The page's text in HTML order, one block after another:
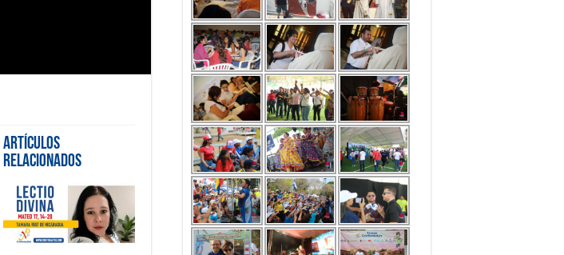
Artículos
Relacionados